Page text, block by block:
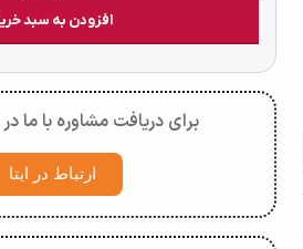
افزودن به سبد
برای دریافت مشاوره با ما
ارتباط در ایتا